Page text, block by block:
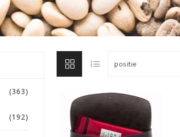
(363)
(192)